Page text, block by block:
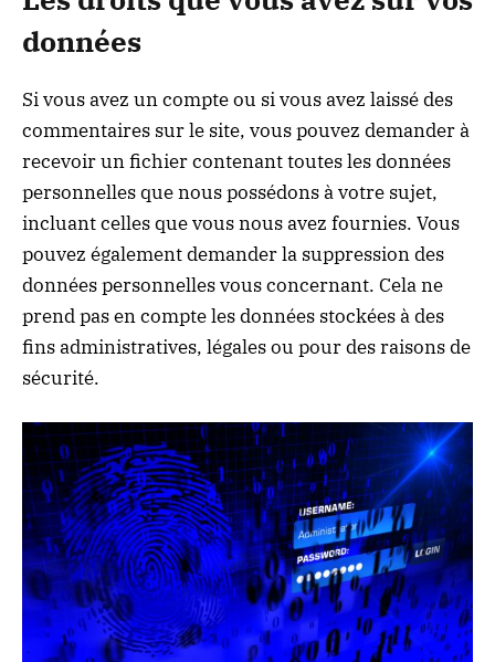
données
Si vous avez un compte ou si vous avez laissé des
commentaires sur le site, vous pouvez demander à
recevoir un fichier contenant toutes les données
personnelles que nous possédons à votre sujet,
incluant celles que vous nous avez fournies. Vous
pouvez également demander la suppression des
données personnelles vous concernant. Cela ne
prend pas en compte les données stockées à des
fins administratives, légales ou pour des raisons de
sécurité.